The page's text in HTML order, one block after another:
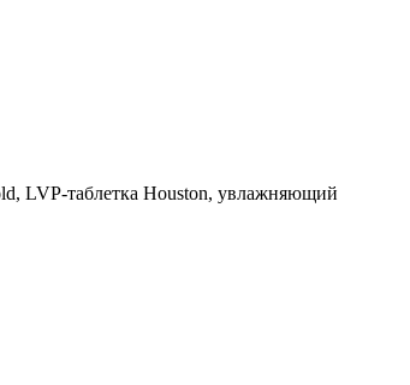
LVP-таблетка Houston, увлажняющий